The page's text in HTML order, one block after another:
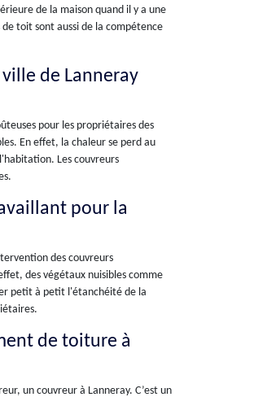
de la maison quand il y a une
toit sont aussi de la compétence
de Lanneray
pour les propriétaires des
En effet, la chaleur se perd au
Les couvreurs
pour la
des couvreurs
des végétaux nuisibles comme
petit à petit l'étanchéité de la
de toiture à
un couvreur à Lanneray. C’est un